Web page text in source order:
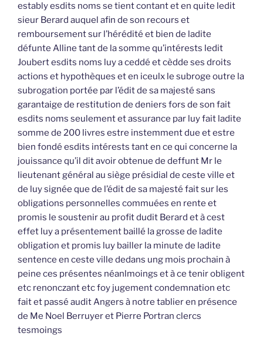
estably esdits noms se tient contant et en quite ledit
sieur Berard auquel afin de son recours et
remboursement sur l’hérédité et bien de ladite
défunte Alline tant de la somme qu’intérests ledit
Joubert esdits noms luy a ceddé et cèdde ses droits
actions et hypothèques et en iceulx le subroge outre la
subrogation portée par l’édit de sa majesté sans
garantaige de restitution de deniers fors de son fait
esdits noms seulement et assurance par luy fait ladite
somme de 200 livres estre instemment due et estre
bien fondé esdits intérests tant en ce qui concerne la
jouissance qu’il dit avoir obtenue de deffunt Mr le
lieutenant général au siège présidial de ceste ville et
de luy signée que de l’édit de sa majesté fait sur les
obligations personnelles commuées en rente et
promis le soustenir au profit dudit Berard et à cest
effet luy a présentement baillé la grosse de ladite
obligation et promis luy bailler la minute de ladite
sentence en ceste ville dedans ung mois prochain à
peine ces présentes néanlmoings et à ce tenir obligent
etc renonczant etc foy jugement condemnation etc
fait et passé audit Angers à notre tablier en présence
de Me Noel Berruyer et Pierre Portran clercs
tesmoings